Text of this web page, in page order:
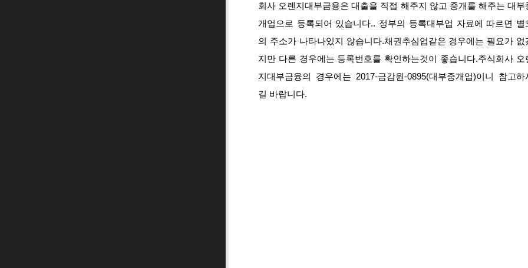
회사 오렌지대부금융은 대출을 직접 해주지 않고 중개를 해주는 대부
개업으로 등록되어 있습니다.. 정부의 등록대부업 자료에 따르면 별
의 주소가 나타나있지 않습니다.채권추심업같은 경우에는 필요가 없
지만 다른 경우에는 등록번호를 확인하는것이 좋습니다.주식회사 오
지대부금융의 경우에는 2017-금감원-0895(대부중개업)이니 참고하
길 바랍니다.